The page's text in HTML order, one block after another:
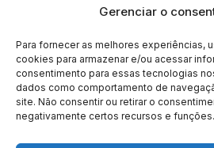
Gerenciar o
Para fornecer as melhores experiências,
cookies para armazenar e/ou acessar
consentimento para essas tecnologias
dados como comportamento de
site. Não consentir ou retirar o
negativamente certos recursos e funções.